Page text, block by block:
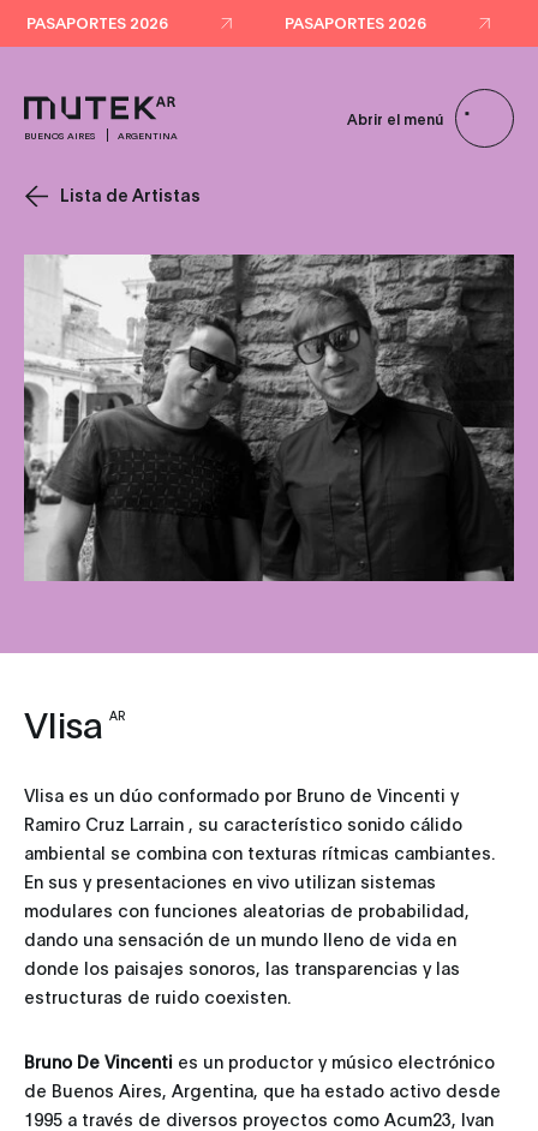
PASAPORTES 2026 PASAPORTES 2026
BUENOS AIRES ARGENTINA
Abrir el menú
Lista de Artistas
Vlisa AR
Vlisa es un dúo conformado por Bruno de Vincenti y
Ramiro Cruz Larrain , su característico sonido cálido
ambiental se combina con texturas rítmicas cambiantes.
En sus y presentaciones en vivo utilizan sistemas
modulares con funciones aleatorias de probabilidad,
dando una sensación de un mundo lleno de vida en
donde los paisajes sonoros, las transparencias y las
estructuras de ruido coexisten.
Bruno De Vincenti es un productor y músico electrónico
de Buenos Aires, Argentina, que ha estado activo desde
1995 a través de diversos proyectos como Acum23, Ivan